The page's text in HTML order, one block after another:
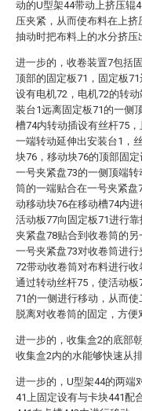
动的U型架44带动上挤压辊
压夹紧，从而使布料在上
抽动时把布料上的水分挤压
进一步的，收卷装置7包括
顶部的固定板71，固定板
设有电机72，电机72的转
装台1远离固定板71的一侧
槽74内转动插设有丝杆75
一端转动延伸出安装台1，
块76，移动块76的顶部固
一号夹紧盘73的一侧顶端
筒的一端贴合在一号夹紧
动移动块76在移动槽74内
活动板77向固定板71进行
夹紧盘78贴合到收卷筒的
一号夹紧盘73对收卷筒进
72带动收卷筒对布料进行
通过转动丝杆75，使活动
71的一侧进行移动，从而
脱离对收卷筒的固定，方便
进一步的，收集盒2的底部
收集盒2内的水能够快速从
进一步的，U型架44的两端
41上固定设有与卡块441配